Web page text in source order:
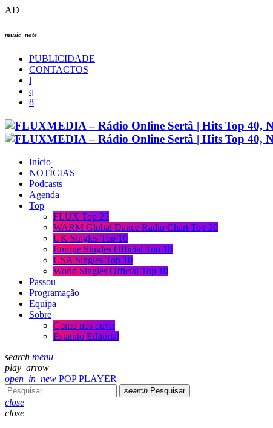
AD
music_note
PUBLICIDADE
CONTACTOS
Início
NOTÍCIAS
Podcasts
Agenda
Top
FLUX Top 25
WARM Global Dance Radio Chart Top 20
UK Singles Top 10
Europe Singles Official Top 10
USA Singles Top 10
World Singles Official Top 10
Passou
Programação
Equipa
Sobre
Como nos ouvir
Estatuto Editorial
search menu
play_arrow
open_in_new POP PLAYER
search Pesquisar
close
close